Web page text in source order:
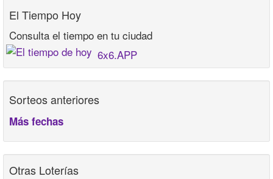
El Tiempo Hoy
Consulta el tiempo en tu ciudad
6x6.APP
Sorteos anteriores
Más fechas
Otras Loterías